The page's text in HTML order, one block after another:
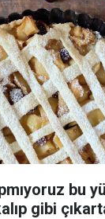
bu
gibi